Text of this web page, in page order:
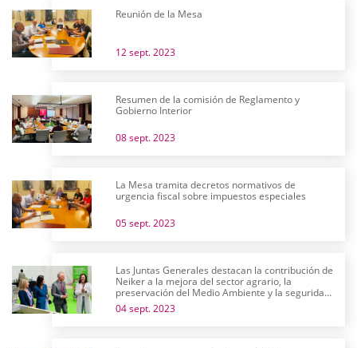
Reunión de la Mesa
12 sept. 2023
Resumen de la comisión de Reglamento y
Gobierno Interior
08 sept. 2023
La Mesa tramita decretos normativos de
urgencia fiscal sobre impuestos especiales
05 sept. 2023
Las Juntas Generales destacan la contribución de
Neiker a la mejora del sector agrario, la
preservación del Medio Ambiente y la seguridad
alimentaria en su 25 aniversario
04 sept. 2023